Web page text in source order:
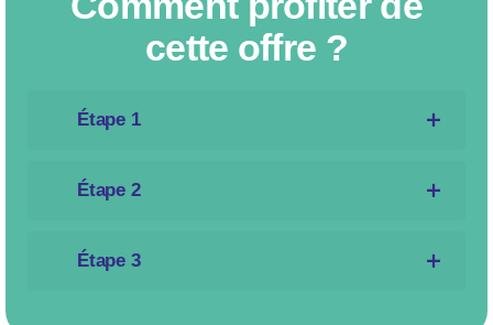
cette offre ?
Étape 1
Vérifier auprès d’Orange la
Étape 2
L’offre est bien disponible ? Alors
Étape 3